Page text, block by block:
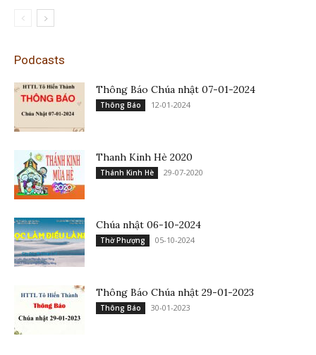
Podcasts
Thông Báo Chúa nhật 07-01-2024
Thông Báo 12-01-2024
Thanh Kinh Hè 2020
Thánh Kinh Hè 29-07-2020
Chúa nhật 06-10-2024
Thờ Phượng 05-10-2024
Thông Báo Chúa nhật 29-01-2023
Thông Báo 30-01-2023